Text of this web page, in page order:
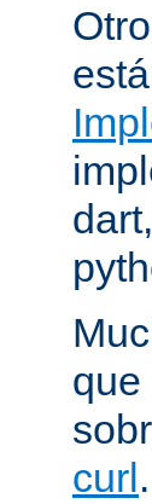
que
curl.